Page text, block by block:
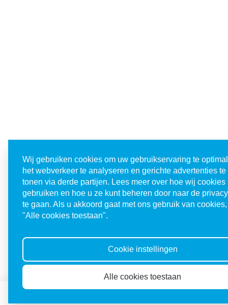
Wij gebruiken cookies om uw gebruikservaring te
het webverkeer te analyseren en gerichte advertenties
tonen via derde partijen. Lees meer over hoe wij cookies
gebruiken en hoe u ze kunt beheren door naar de
te gaan. Als u akkoord gaat met ons gebruik van
"Alle cookies toestaan".
Cookie instellingen
Alle cookies toestaan